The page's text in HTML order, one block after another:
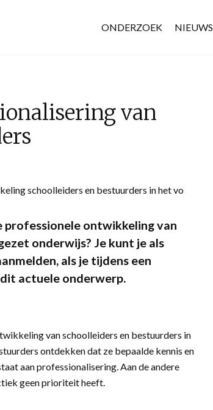
ONDERZOEK NIEUWS
van
schoolleiders en bestuurders in het vo
ontwikkeling van
onderwijs? Je kunt je als
als je tijdens een
actuele onderwerp.
van schoolleiders en bestuurders in
ontdekken dat ze bepaalde kennis en
aan professionalisering. Aan de andere
geen prioriteit heeft.